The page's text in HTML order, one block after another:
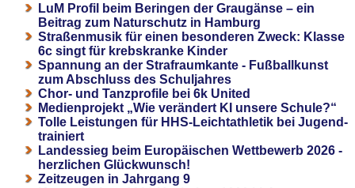
LuM Profil beim Beringen der Graugänse – ein
Beitrag zum Naturschutz in Hamburg
Straßenmusik für einen besonderen Zweck: Klasse
6c singt für krebskranke Kinder
Spannung an der Strafraumkante - Fußballkunst
zum Abschluss des Schuljahres
Chor- und Tanzprofile bei 6k United
Medienprojekt „Wie verändert KI unsere Schule?“
Tolle Leistungen für HHS-Leichtathletik bei Jugend-
trainiert
Landessieg beim Europäischen Wettbewerb 2026 -
herzlichen Glückwunsch!
Zeitzeugen in Jahrgang 9